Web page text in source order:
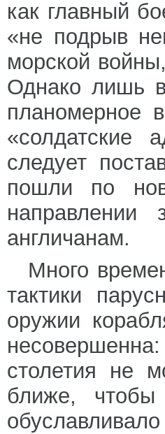
как главный
«не подрыв
морской
Однако лишь
планомерное
«солдатские
следует
пошли по
англичанам.
Много
тактики
оружии
столетия не
ближе,